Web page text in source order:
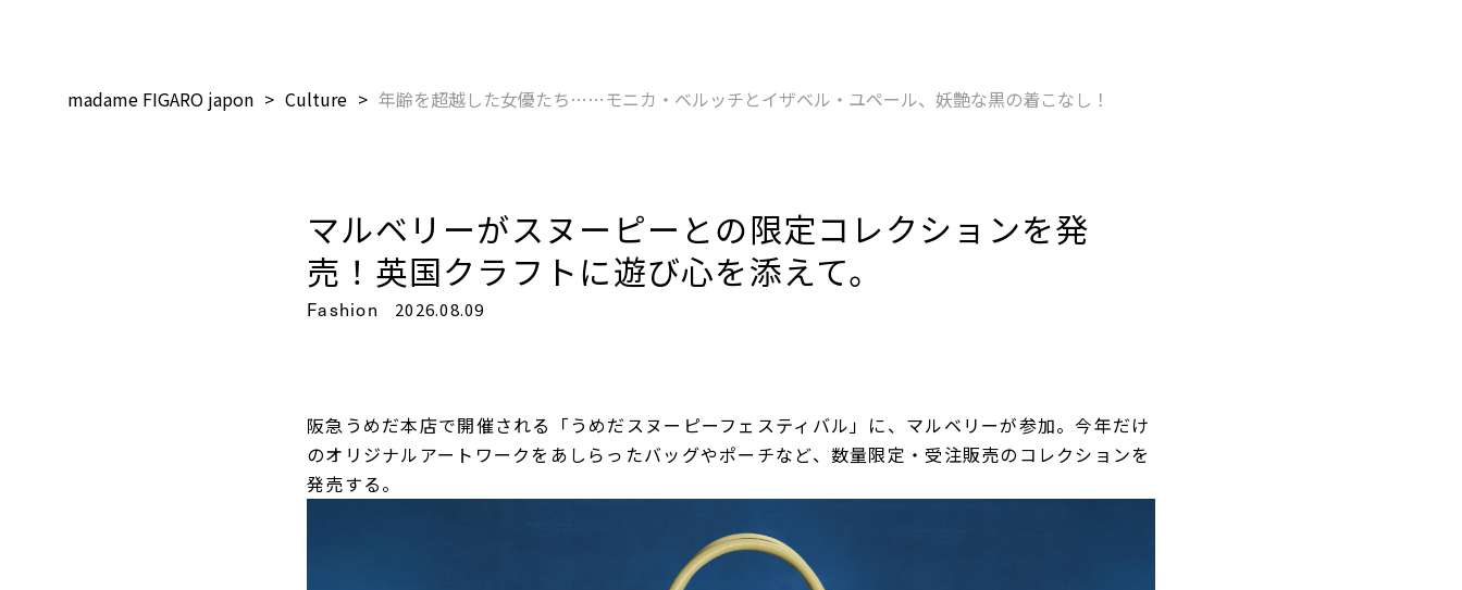
madame FIGARO japon Culture 年齢を超越した女優たち……モニカ・ベルッチとイザベル・ユペール、妖艶な黒の着こなし！
マルベリーがスヌーピーとの限定コレクションを発
売！英国クラフトに遊び心を添えて。
Fashion 2026.08.09
阪急うめだ本店で開催される「うめだスヌーピーフェスティバル」に、マルベリーが参加。今年だけ
のオリジナルアートワークをあしらったバッグやポーチなど、数量限定・受注販売のコレクションを
発売する。